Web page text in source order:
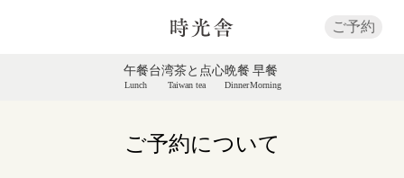
ご予約
午餐
Lunch
台湾茶と点心
Taiwan tea
晩餐
Dinner
早餐
Morning
ご予約について